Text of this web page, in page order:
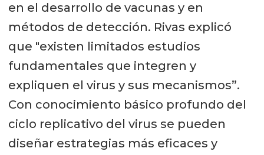
en el desarrollo de vacunas y en
métodos de detección. Rivas explicó
que "existen limitados estudios
fundamentales que integren y
expliquen el virus y sus mecanismos”.
Con conocimiento básico profundo del
ciclo replicativo del virus se pueden
diseñar estrategias más eficaces y